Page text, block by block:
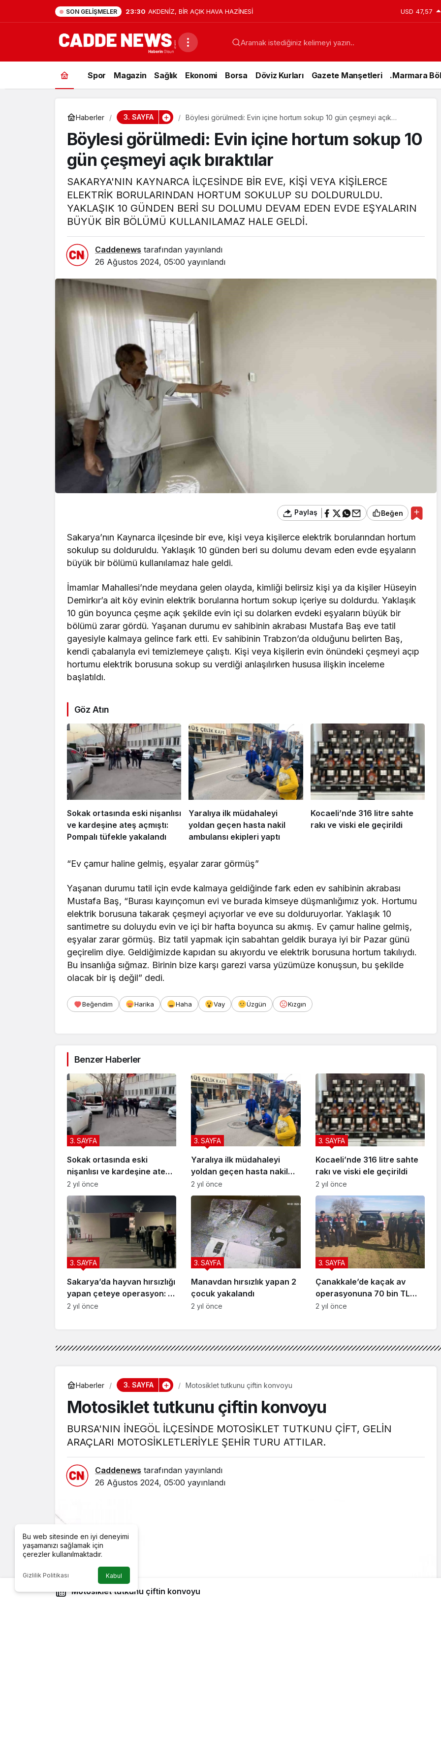
SON GELIŞMELER 23:30 AKDENİZ, BİR AÇIK HAVA HAZİNESİ USD 47,57
Aramak istediğiniz kelimeyi yazın..
Spor Magazin Sağlık Ekonomi Borsa Döviz Kurları Gazete Manşetleri .Marmara
Haberler 3. SAYFA
Böylesi görülmedi: Evin içine hortum sokup 10 gün çeşmeyi açık
Böylesi görülmedi: Evin içine hortum sokup 10
gün çeşmeyi açık bıraktılar
SAKARYA'NIN KAYNARCA İLÇESİNDE BİR EVE, KİŞİ VEYA KİŞİLERCE
ELEKTRİK BORULARINDAN HORTUM SOKULUP SU DOLDURULDU.
YAKLAŞIK 10 GÜNDEN BERİ SU DOLUMU DEVAM EDEN EVDE EŞYALARIN
BÜYÜK BİR BÖLÜMÜ KULLANILAMAZ HALE GELDİ.
Caddenews tarafından yayınlandı
26 Ağustos 2024, 05:00 yayınlandı
Paylaş Beğen
Sakarya’nın Kaynarca ilçesinde bir eve, kişi veya kişilerce elektrik borularından hortum
sokulup su dolduruldu. Yaklaşık 10 günden beri su dolumu devam eden evde eşyaların
büyük bir bölümü kullanılamaz hale geldi.
İmamlar Mahallesi’nde meydana gelen olayda, kimliği belirsiz kişi ya da kişiler Hüseyin
Demirkır’a ait köy evinin elektrik borularına hortum sokup içeriye su doldurdu. Yaklaşık
10 gün boyunca çeşme açık şekilde evin içi su dolarken evdeki eşyaların büyük bir
bölümü zarar gördü. Yaşanan durumu ev sahibinin akrabası Mustafa Baş eve tatil
gayesiyle kalmaya gelince fark etti. Ev sahibinin Trabzon’da olduğunu belirten Baş,
kendi çabalarıyla evi temizlemeye çalıştı. Kişi veya kişilerin evin önündeki çeşmeyi açıp
hortumu elektrik borusuna sokup su verdiği anlaşılırken hususa ilişkin inceleme
başlatıldı.
Göz Atın
Sokak ortasında eski nişanlısı
ve kardeşine ateş açmıştı:
Pompalı tüfekle yakalandı
Yaralıya ilk müdahaleyi
yoldan geçen hasta nakil
ambulansı ekipleri yaptı
Kocaeli’nde 316 litre sahte
rakı ve viski ele geçirildi
“Ev çamur haline gelmiş, eşyalar zarar görmüş”
Yaşanan durumu tatil için evde kalmaya geldiğinde fark eden ev sahibinin akrabası
Mustafa Baş, “Burası kayınçomun evi ve burada kimseye düşmanlığımız yok. Hortumu
elektrik borusuna takarak çeşmeyi açıyorlar ve eve su dolduruyorlar. Yaklaşık 10
santimetre su doluydu evin ve içi bir hafta boyunca su akmış. Ev çamur haline gelmiş,
eşyalar zarar görmüş. Biz tatil yapmak için sabahtan geldik buraya iyi bir Pazar günü
geçirelim diye. Geldiğimizde kapıdan su akıyordu ve elektrik borusuna hortum takılıydı.
Bu insanlığa sığmaz. Birinin bize karşı garezi varsa yüzümüze konuşsun, bu şekilde
olacak bir iş değil” dedi.
Beğendim Harika Haha Vay Üzgün Kızgın
Benzer Haberler
Sokak ortasında eski
nişanlısı ve kardeşine ateş
açmıştı: Pompalı tüfekle
yakalandı
3. SAYFA
2 yıl önce
Yaralıya ilk müdahaleyi
yoldan geçen hasta nakil
ambulansı ekipleri yaptı
3. SAYFA
2 yıl önce
Kocaeli’nde 316 litre sahte
rakı ve viski ele geçirildi
3. SAYFA
2 yıl önce
Sakarya’da hayvan hırsızlığı
yapan çeteye operasyon: 7
tutuklama
3. SAYFA
2 yıl önce
Manavdan hırsızlık yapan 2
çocuk yakalandı
3. SAYFA
2 yıl önce
Çanakkale’de kaçak av
operasyonuna 70 bin TL
ceza
3. SAYFA
2 yıl önce
Yazarlar
AKDENİZ, BİR AÇIK
HAVA HAZİNESİ
Genel
15 Temmuz’da
Haberler 3. SAYFA Motosiklet tutkunu çiftin konvoyu
Motosiklet tutkunu çiftin konvoyu
BURSA'NIN İNEGÖL İLÇESİNDE MOTOSİKLET TUTKUNU ÇİFT, GELİN
ARAÇLARI MOTOSİKLETLERİYLE ŞEHİR TURU ATTILAR.
Caddenews tarafından yayınlandı
26 Ağustos 2024, 05:00 yayınlandı
Motosiklet tutkunu çiftin konvoyu
Bu web sitesinde en iyi deneyimi
yaşamanızı sağlamak için
çerezler kullanılmaktadır.
Gizlilik Politikası Kabul